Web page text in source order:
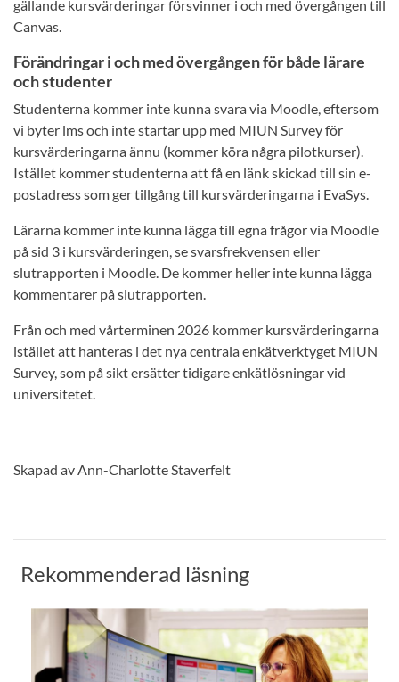
gällande kursvärderingar försvinner i och med övergången till
Canvas.
Förändringar i och med övergången för både lärare
och studenter
Studenterna kommer inte kunna svara via Moodle, eftersom
vi byter lms och inte startar upp med MIUN Survey för
kursvärderingarna ännu (kommer köra några pilotkurser).
Istället kommer studenterna att få en länk skickad till sin e-
postadress som ger tillgång till kursvärderingarna i EvaSys.
Lärarna kommer inte kunna lägga till egna frågor via Moodle
på sid 3 i kursvärderingen, se svarsfrekvensen eller
slutrapporten i Moodle. De kommer heller inte kunna lägga
kommentarer på slutrapporten.
Från och med vårterminen 2026 kommer kursvärderingarna
istället att hanteras i det nya centrala enkätverktyget MIUN
Survey, som på sikt ersätter tidigare enkätlösningar vid
universitetet.
Skapad av Ann-Charlotte Staverfelt
Rekommenderad läsning